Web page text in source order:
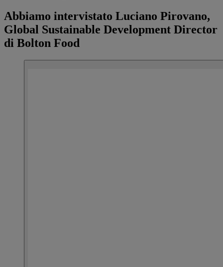
Abbiamo intervistato Luciano Pirovano,
Global Sustainable Development Director
di Bolton Food